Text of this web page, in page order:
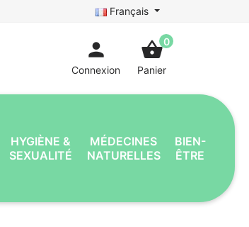
Français
person
Connexion
shopping_basket0
Panier
HYGIÈNE &
SEXUALITÉ
MÉDECINES
NATURELLES
BIEN-
ÊTRE